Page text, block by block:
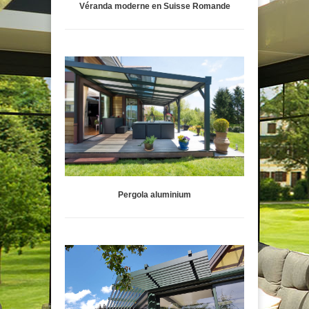
Véranda moderne en Suisse Romande
Pergola aluminium